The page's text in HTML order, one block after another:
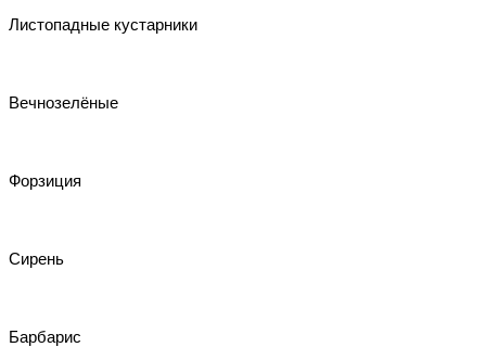
Листопадные кустарники
Вечнозелёные
Форзиция
Сирень
Барбарис